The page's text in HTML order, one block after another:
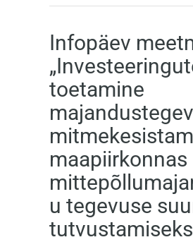
Infopäev
toetamine
maapiirkonnas
u tegevuse
tutvustamiseks